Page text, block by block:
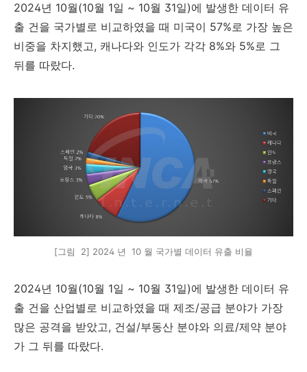
2024년 10월(10월 1일 ~ 10월 31일)에 발생한 데이터 유
출 건을 국가별로 비교하였을 때 미국이 57%로 가장 높은
비중을 차지했고, 캐나다와 인도가 각각 8%와 5%로 그
뒤를 따랐다.
[그림 2] 2024 년 10 월 국가별 데이터 유출 비율
2024년 10월(10월 1일 ~ 10월 31일)에 발생한 데이터 유
출 건을 산업별로 비교하였을 때 제조/공급 분야가 가장
많은 공격을 받았고, 건설/부동산 분야와 의료/제약 분야
가 그 뒤를 따랐다.